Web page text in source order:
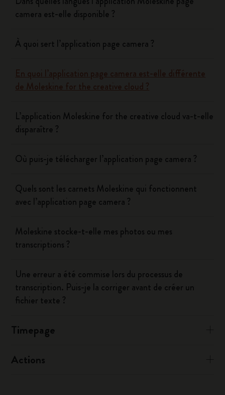
camera est-elle disponible ?
À quoi sert l’application page camera ?
En quoi l’application page camera est-elle différente
de Moleskine for the creative cloud ?
L’application Moleskine for the creative cloud va-t-elle
disparaître ?
Où puis-je télécharger l’application page camera ?
Quels sont les carnets Moleskine qui fonctionnent
avec l’application page camera ?
Moleskine stocke-t-elle mes photos ou mes
transcriptions ?
Une erreur a été commise lors du processus de
transcription. Puis-je la corriger avant de créer un
fichier texte ?
Timepage
Actions